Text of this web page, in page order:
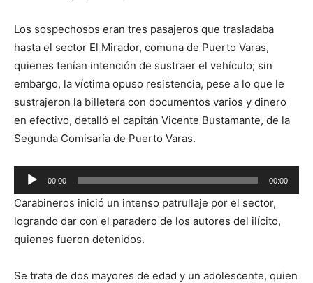
Los sospechosos eran tres pasajeros que trasladaba
hasta el sector El Mirador, comuna de Puerto Varas,
quienes tenían intención de sustraer el vehículo; sin
embargo, la víctima opuso resistencia, pese a lo que le
sustrajeron la billetera con documentos varios y dinero
en efectivo, detalló el capitán Vicente Bustamante, de la
Segunda Comisaría de Puerto Varas.
Reproductor
de
audio
00:00 00:00
Carabineros inició un intenso patrullaje por el sector,
logrando dar con el paradero de los autores del ilícito,
quienes fueron detenidos.
Se trata de dos mayores de edad y un adolescente, quien